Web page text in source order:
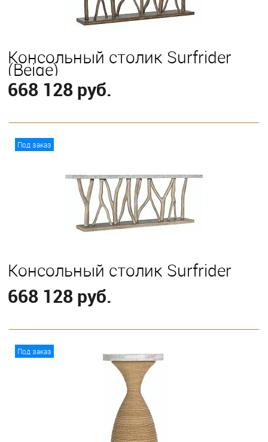
Консольный столик Surfrider
(Beige)
668 128 руб.
Под заказ
Консольный столик Surfrider
668 128 руб.
Под заказ